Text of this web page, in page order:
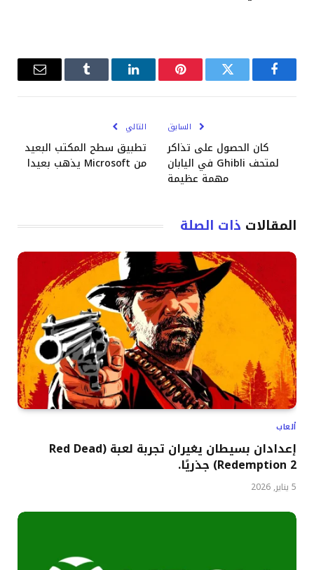
فيسبوكتويتر بينتيريستلينكدإن Tumblrالبريد
السابق
كان الحصول على تذاكر
لمتحف Ghibli في اليابان
مهمة عظيمة
التالي
تطبيق سطح المكتب البعيد
من Microsoft يذهب بعيدا
المقالات ذات الصلة
ألعاب
إعدادان بسيطان يغيران تجربة لعبة (Red Dead
Redemption 2) جذريًا.
5 يناير, 2026